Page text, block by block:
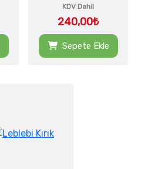
KDV Dahil
240,00₺
Sepete Ekle